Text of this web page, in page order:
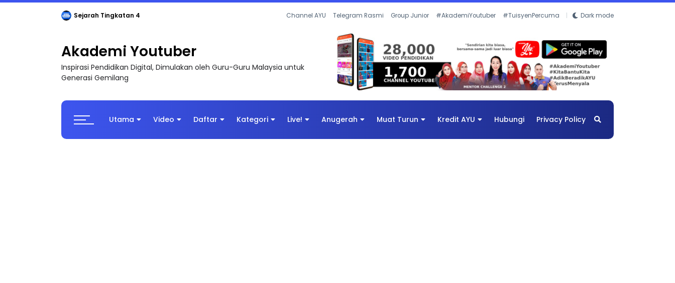
Sejarah Tingkatan 4 Channel AYU Telegram Rasmi Group Junior #AkademiYoutuber #TuisyenPercuma Dark mode
Akademi Youtuber
Inspirasi Pendidikan Digital, Dimulakan oleh Guru-Guru Malaysia untuk
Generasi Gemilang
Utama Video Daftar Kategori Live! Anugerah Muat Turun Kredit AYU Hubungi Privacy Policy